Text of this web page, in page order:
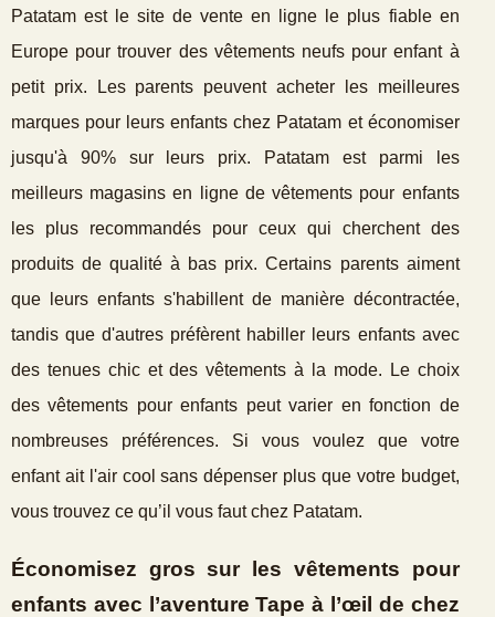
Patatam est le site de vente en ligne le plus fiable en
Europe pour trouver des vêtements neufs pour enfant à
petit prix. Les parents peuvent acheter les meilleures
marques pour leurs enfants chez Patatam et économiser
jusqu'à 90% sur leurs prix. Patatam est parmi les
meilleurs magasins en ligne de vêtements pour enfants
les plus recommandés pour ceux qui cherchent des
produits de qualité à bas prix. Certains parents aiment
que leurs enfants s'habillent de manière décontractée,
tandis que d'autres préfèrent habiller leurs enfants avec
des tenues chic et des vêtements à la mode. Le choix
des vêtements pour enfants peut varier en fonction de
nombreuses préférences. Si vous voulez que votre
enfant ait l'air cool sans dépenser plus que votre budget,
vous trouvez ce qu’il vous faut chez Patatam.
Économisez gros sur les vêtements pour
enfants avec l’aventure Tape à l’œil de chez